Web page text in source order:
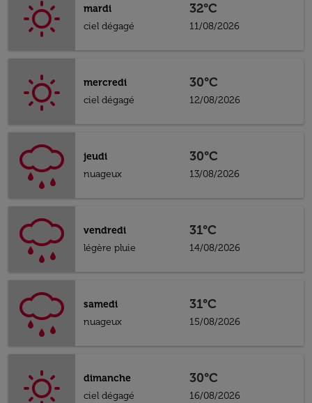
mardi
ciel dégagé
32°C
11/08/2026
mercredi
ciel dégagé
30°C
12/08/2026
jeudi
nuageux
30°C
13/08/2026
vendredi
légère pluie
31°C
14/08/2026
samedi
nuageux
31°C
15/08/2026
dimanche
ciel dégagé
30°C
16/08/2026